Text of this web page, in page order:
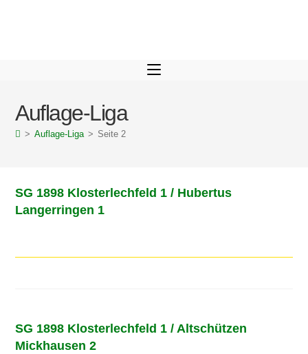
Auflage-Liga
> Auflage-Liga > Seite 2
SG 1898 Klosterlechfeld 1 / Hubertus
Langerringen 1
SG 1898 Klosterlechfeld 1 / Altschützen
Mickhausen 2